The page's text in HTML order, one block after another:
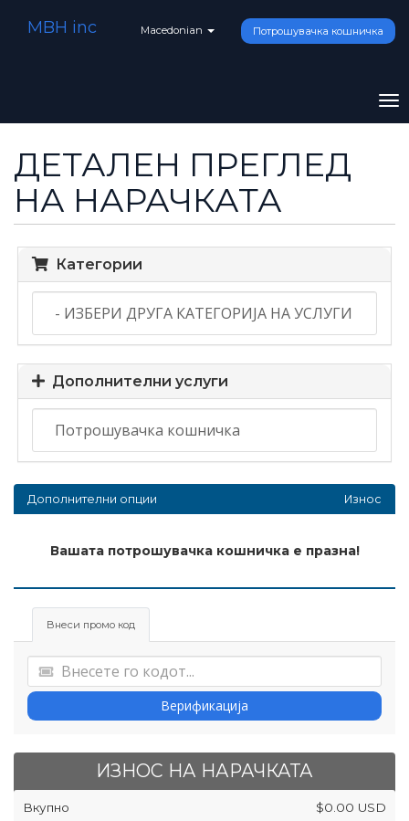
Macedonian Потрошувачка кошничка
MBH inc
ДЕТАЛЕН ПРЕГЛЕД
НА НАРАЧКАТА
Категории
Дополнителни услуги
Дополнителни опции Износ
Вашата потрошувачка кошничка е празна!
Внеси промо код
Верификација
ИЗНОС НА НАРАЧКАТА
Вкупно $0.00 USD